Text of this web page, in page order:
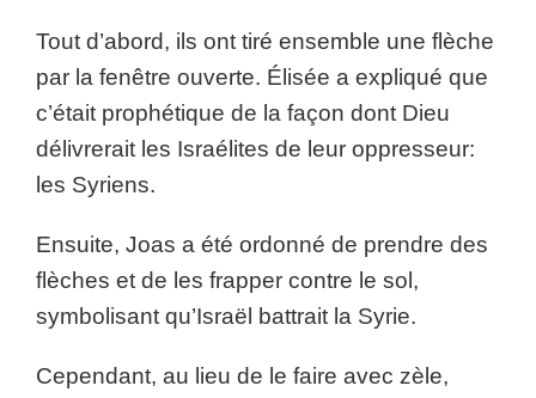
Tout d’abord, ils ont tiré ensemble une flèche
par la fenêtre ouverte. Élisée a expliqué que
c’était prophétique de la façon dont Dieu
délivrerait les Israélites de leur oppresseur:
les Syriens.
Ensuite, Joas a été ordonné de prendre des
flèches et de les frapper contre le sol,
symbolisant qu’Israël battrait la Syrie.
Cependant, au lieu de le faire avec zèle,